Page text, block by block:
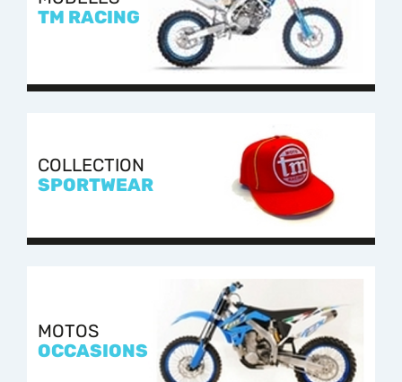
TM RACING
COLLECTION
SPORTWEAR
MOTOS
OCCASIONS